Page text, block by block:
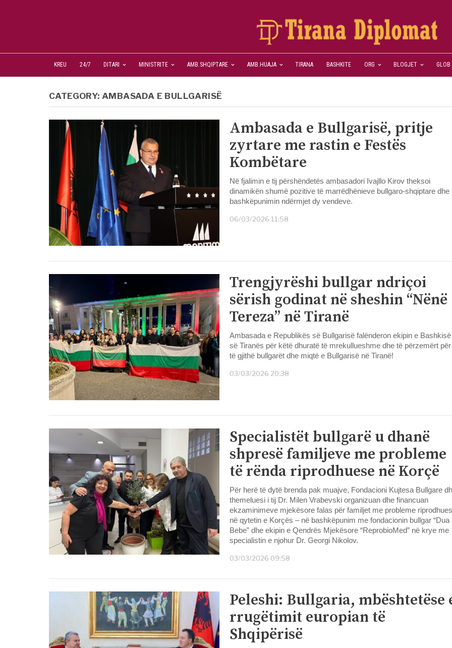
KREU 24/7 DITARI MINISTRITE AMB.SHQIPTARE AMB.HUAJA TIRANA BASHKITE ORG BLOGJET GLOB
CATEGORY:AMBASADA E BULLGARISË
Ambasada e Bullgarisë, pritje
zyrtare me rastin e Festës
Kombëtare
Në fjalimin e tij përshëndetës ambasadori Ivajllo Kirov theksoi
dinamikën shumë pozitive të marrëdhënieve bullgaro-shqiptare dhe
bashkëpunimin ndërmjet dy vendeve.
06/03/2026 11:58
Trengjyrëshi bullgar ndriçoi
sërish godinat në sheshin “Nënë
Tereza” në Tiranë
Ambasada e Republikës së Bullgarisë falënderon ekipin e Bashkisë
së Tiranës për këtë dhuratë të mrekullueshme dhe të përzemërt për
të gjithë bullgarët dhe miqtë e Bullgarisë në Tiranë!
03/03/2026 20:38
Specialistët bullgarë u dhanë
shpresë familjeve me probleme
të rënda riprodhuese në Korçë
Për herë të dytë brenda pak muajve, Fondacioni Kujtesa Bullgare
themeluesi i tij Dr. Milen Vrabevski organizuan dhe financuan
ekzaminimeve mjekësore falas për familjet me probleme
në qytetin e Korçës – në bashkëpunim me fondacionin bullgar “Dua
Bebe” dhe ekipin e Qendrës Mjekësore “ReprobioMed” në krye me
specialistin e njohur Dr. Georgi Nikolov.
03/03/2026 09:58
Peleshi: Bullgaria, mbështetëse
rrugëtimit europian të
Shqipërisë